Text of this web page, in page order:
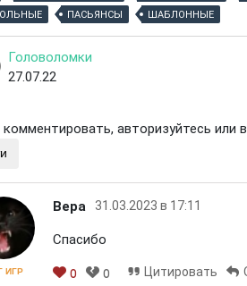
ПАСЬЯНСЫ ШАБЛОННЫЕ
Головоломки
27.07.22
авторизуйтесь или
ИГР
Вера 31.03.2023 в 17:11
Спасибо
0 0 Цитировать